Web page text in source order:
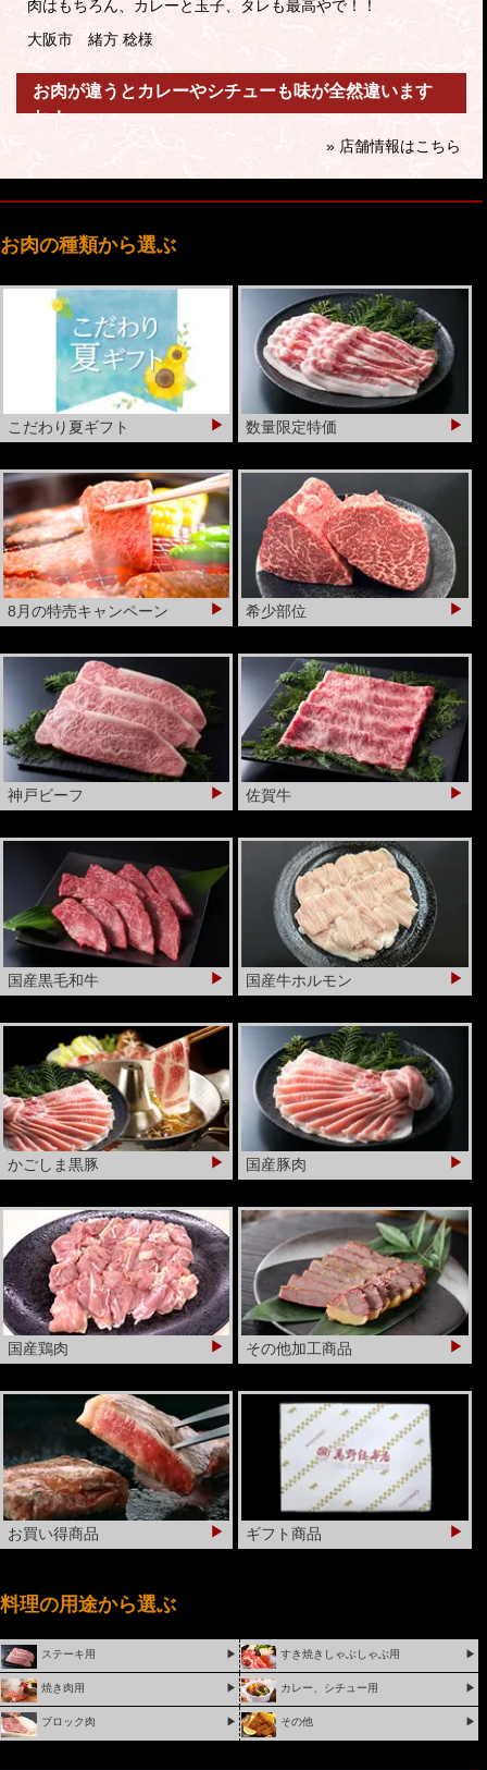
肉はもちろん、カレーと玉子、タレも最高やで！！
大阪市 緒方 稔様
お肉が違うとカレーやシチューも味が全然違います
ね！
【当店を選んだ理由】おいしいから、信頼感があるから
大阪市 M・N様
店員さんがどの料理にはどのお肉か、いつも分りや
すく説明してくれるので助かります。
【当店を選んだ理由】信頼感・安心感があるから
お母さんお元気ですか？とか、今日も暑い中ありがとうござい
ますとか、ちょっとした心遣いが嬉しい。
孫や子どもの誕生日には自宅で焼き肉パーティーす
るのが恒例になりました。
【当店を選んだ理由】お店まで近いから、昔から知っている
から
りお肉の種類まで言えるようになりました。
大阪市 大山 ひさえ様
いつも安全、信頼の品質を期待しています。
【当店を選んだ理由】安心感・信頼感があるから
良い景品を頂きました。
大阪市 K・S様
対応がよく店内もきれいです
【当店を選んだ理由】美味しいから、信頼感・安心感がある
から
暑い時は必ず保冷剤の有無をきいてくれます。
大阪市 M・T様
いい肉を扱っていると思います。ミンチカツが美味
しい。
【当店を選んだ理由】おいしいから、昔から知っているから
先日、10月？のキャンペーンの案内がきて、行ってみると、お
肉が買い得で、店舗会員の景品が良かった。また卵パックが30
円で得した気分になれた。
大阪市 T・S様
お求めやすい価格です
【当店を選んだ理由】おいしいから、信頼感があるから
お肉は 間違いなく美味しいです
大阪市 K・O様
買いやすい値段なので焼き肉パーティーでも重宝し
ます。
改装していたのを忘れていて、もう潰れたのかと心配したら忘
匿名希望
レトルトカレーがとても美味しくてファンです
» 店舗情報はこちら
お肉の種類から選ぶ
こだわり夏ギフト ▶ 数量限定特価 ▶
8月の特売キャンペーン ▶ 希少部位 ▶
神戸ビーフ ▶ 佐賀牛 ▶
国産黒毛和牛 ▶ 国産牛ホルモン ▶
かごしま黒豚 ▶ 国産豚肉 ▶
国産鶏肉 ▶ その他加工商品 ▶
お買い得商品 ▶ ギフト商品 ▶
料理の用途から選ぶ
ステーキ用 ▶ すき焼きしゃぶしゃぶ用 ▶
焼き肉用 ▶ カレー、シチュー用 ▶
ブロック肉 ▶ その他 ▶